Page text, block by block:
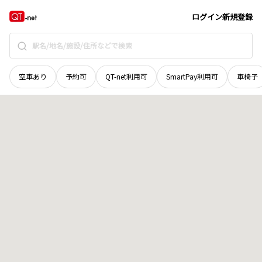
ログイン新規登録
空車あり 予約可 QT-net利用可 SmartPay利用可 車椅子
岩手県